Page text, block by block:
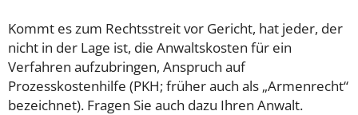
Kommt es zum Rechtsstreit vor Gericht, hat jeder, der
nicht in der Lage ist, die Anwaltskosten für ein
Verfahren aufzubringen, Anspruch auf
Prozesskostenhilfe (PKH; früher auch als „Armenrecht“
bezeichnet). Fragen Sie auch dazu Ihren Anwalt.